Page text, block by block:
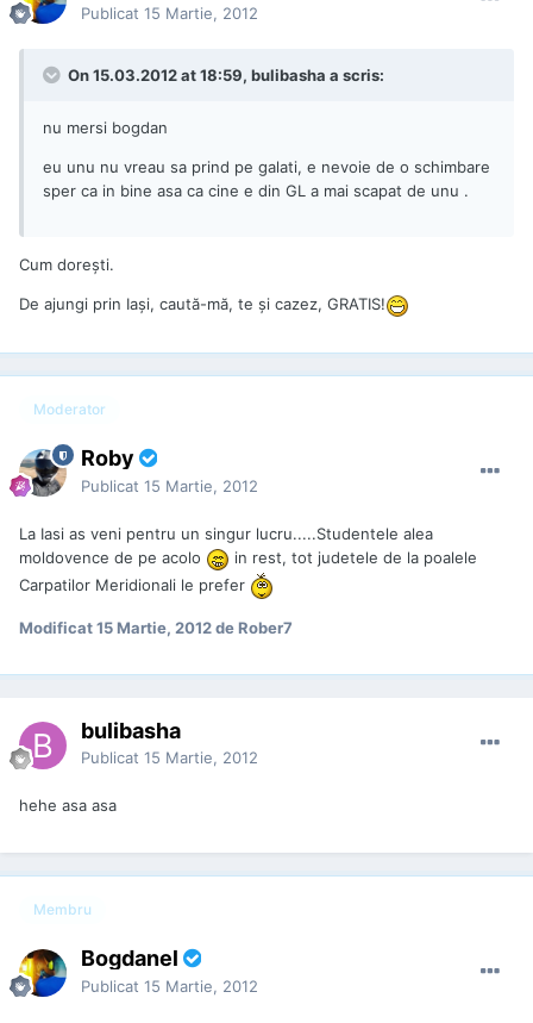
Publicat 15 Martie, 2012
On 15.03.2012 at 18:59, bulibasha a scris:
nu mersi bogdan
eu unu nu vreau sa prind pe galati, e nevoie de o schimbare
sper ca in bine asa ca cine e din GL a mai scapat de unu .
Cum doreşti.
De ajungi prin Iaşi, caută-mă, te şi cazez, GRATIS!
Moderator
Roby
Publicat 15 Martie, 2012
La Iasi as veni pentru un singur lucru.....Studentele alea
moldovence de pe acolo
in rest, tot judetele de la poalele
Carpatilor Meridionali le prefer
Modificat15 Martie, 2012de Rober7
bulibasha
Publicat 15 Martie, 2012
hehe asa asa
Membru
Bogdanel
Publicat 15 Martie, 2012